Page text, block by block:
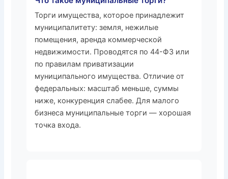
Торги имущества, которое принадлежит
муниципалитету: земля, нежилые
помещения, аренда коммерческой
недвижимости. Проводятся по 44-ФЗ или
по правилам приватизации
муниципального имущества. Отличие от
федеральных: масштаб меньше, суммы
ниже, конкуренция слабее. Для малого
бизнеса муниципальные торги — хорошая
точка входа.